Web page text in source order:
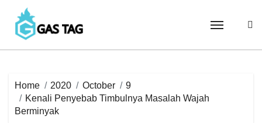
content
Home 2020 October
9
Kenali Penyebab Timbulnya Masalah Wajah
Berminyak